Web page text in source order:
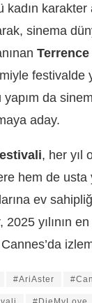
kadın karakter
sinema
festivalde
da
aday.
, her yıl
hem de usta
ev
2025 yılının
#AriAster